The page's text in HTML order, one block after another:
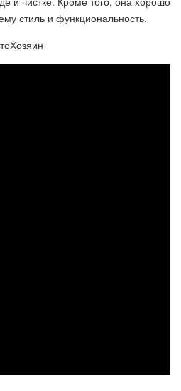
стиль и функциональность.